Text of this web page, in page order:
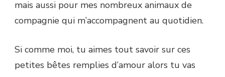
mais aussi pour mes nombreux animaux de
compagnie qui m’accompagnent au quotidien.
Si comme moi, tu aimes tout savoir sur ces
petites bêtes remplies d’amour alors tu vas